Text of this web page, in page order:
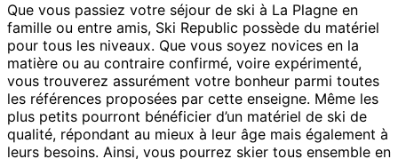
Que vous passiez votre séjour de ski à La Plagne en
famille ou entre amis, Ski Republic possède du matériel
pour tous les niveaux. Que vous soyez novices en la
matière ou au contraire confirmé, voire expérimenté,
vous trouverez assurément votre bonheur parmi toutes
les références proposées par cette enseigne. Même les
plus petits pourront bénéficier d’un matériel de ski de
qualité, répondant au mieux à leur âge mais également à
leurs besoins. Ainsi, vous pourrez skier tous ensemble en